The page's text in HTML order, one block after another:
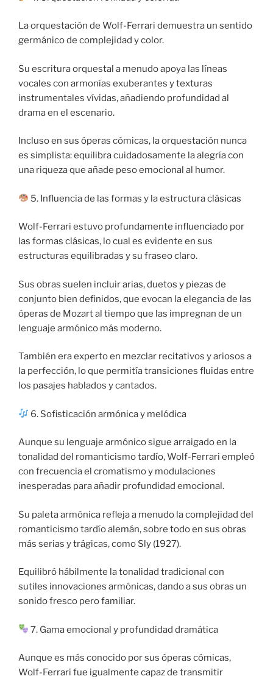
La orquestación de Wolf-Ferrari demuestra un sentido
germánico de complejidad y color.
Su escritura orquestal a menudo apoya las líneas
vocales con armonías exuberantes y texturas
instrumentales vívidas, añadiendo profundidad al
drama en el escenario.
Incluso en sus óperas cómicas, la orquestación nunca
es simplista: equilibra cuidadosamente la alegría con
una riqueza que añade peso emocional al humor.
5. Influencia de las formas y la estructura clásicas
Wolf-Ferrari estuvo profundamente influenciado por
las formas clásicas, lo cual es evidente en sus
estructuras equilibradas y su fraseo claro.
Sus obras suelen incluir arias, duetos y piezas de
conjunto bien definidos, que evocan la elegancia de las
óperas de Mozart al tiempo que las impregnan de un
lenguaje armónico más moderno.
También era experto en mezclar recitativos y ariosos a
la perfección, lo que permitía transiciones fluidas entre
los pasajes hablados y cantados.
6. Sofisticación armónica y melódica
Aunque su lenguaje armónico sigue arraigado en la
tonalidad del romanticismo tardío, Wolf-Ferrari empleó
con frecuencia el cromatismo y modulaciones
inesperadas para añadir profundidad emocional.
Su paleta armónica refleja a menudo la complejidad del
romanticismo tardío alemán, sobre todo en sus obras
más serias y trágicas, como Sly (1927).
Equilibró hábilmente la tonalidad tradicional con
sutiles innovaciones armónicas, dando a sus obras un
sonido fresco pero familiar.
7. Gama emocional y profundidad dramática
Aunque es más conocido por sus óperas cómicas,
Wolf-Ferrari fue igualmente capaz de transmitir